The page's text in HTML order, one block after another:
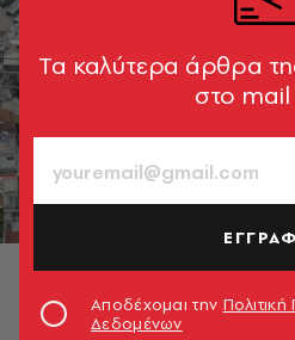
© Unsplash
Tα καλύτερα άρθρα
στο
Αποδέχομαι την
Δεδομένων